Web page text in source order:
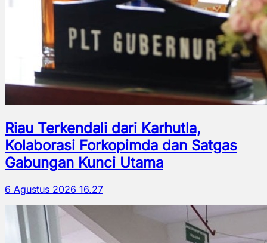
Riau Terkendali dari Karhutla,
Kolaborasi Forkopimda dan Satgas
Gabungan Kunci Utama
6 Agustus 2026 16.27